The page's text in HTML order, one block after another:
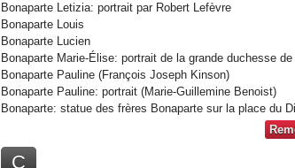
Bonaparte Letizia: portrait par Robert Lefèvre
Bonaparte Louis
Bonaparte Lucien
Bonaparte Marie-Élise: portrait de la grande duchesse
Bonaparte Pauline (François Joseph Kinson)
Bonaparte Pauline: portrait (Marie-Guillemine Benoist)
Bonaparte: statue des frères Bonaparte sur la place du
C